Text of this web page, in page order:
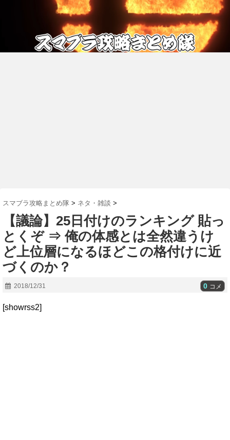
スマブラ攻略まとめ隊 > ネタ・雑談 >
【議論】25日付けのランキング 貼っ
とくぞ ⇒ 俺の体感とは全然違うけ
ど上位層になるほどこの格付けに近
づくのか？
2018/12/31 0 コメ
[showrss2]